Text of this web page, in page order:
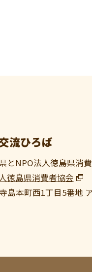
流ひろば
NPO法人徳島県消費
徳島県消費者協会
島本町西1丁目5番地